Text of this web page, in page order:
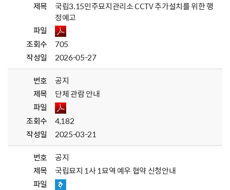
제목
국립3.15민주묘지관리소 CCTV 추가설치를 위한 행
정예고
파일
조회수
705
작성일
2026-05-27
번호
공지
제목
단체 관람 안내
파일
조회수
4,182
작성일
2025-03-21
번호
공지
제목
국립묘지 1사 1묘역 예우 협약 신청안내
파일